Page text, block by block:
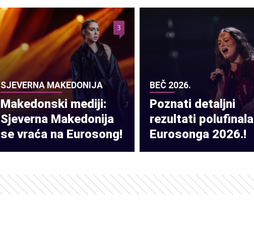
SJEVERNA MAKEDONIJA
Makedonski mediji:
Sjeverna Makedonija
se vraća na Eurosong!
3
BEČ 2026.
Poznati detaljni
rezultati polufinala
Eurosonga 2026.!